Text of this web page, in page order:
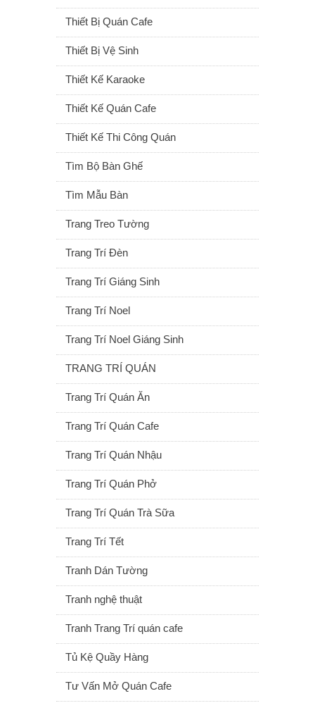
Thiết Bị Quán Cafe
Thiết Bị Vệ Sinh
Thiết Kế Karaoke
Thiết Kế Quán Cafe
Thiết Kế Thi Công Quán
Tìm Bộ Bàn Ghế
Tìm Mẫu Bàn
Trang Treo Tường
Trang Trí Đèn
Trang Trí Giáng Sinh
Trang Trí Noel
Trang Trí Noel Giáng Sinh
TRANG TRÍ QUÁN
Trang Trí Quán Ăn
Trang Trí Quán Cafe
Trang Trí Quán Nhậu
Trang Trí Quán Phở
Trang Trí Quán Trà Sữa
Trang Trí Tết
Tranh Dán Tường
Tranh nghệ thuật
Tranh Trang Trí quán cafe
Tủ Kệ Quầy Hàng
Tư Vấn Mở Quán Cafe